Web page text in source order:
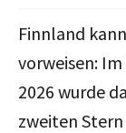
Finnland
vorweisen:
2026 wurde
zweiten